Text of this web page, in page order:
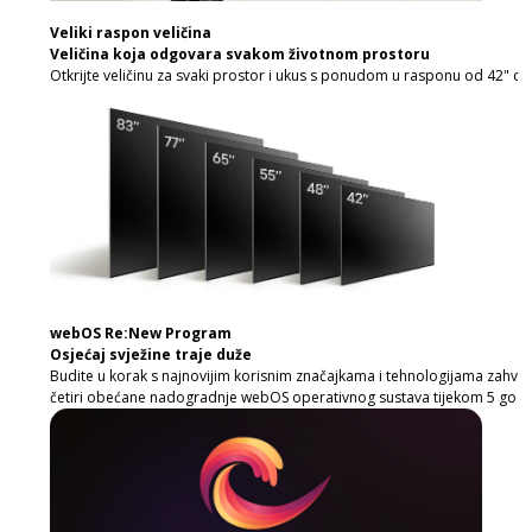
Veliki raspon veličina
Veličina koja odgovara svakom životnom prostoru
Otkrijte veličinu za svaki prostor i ukus s ponudom u rasponu od 42"
webOS Re:New Program
Osjećaj svježine traje duže
Budite u korak s najnovijim korisnim značajkama i tehnologijama
četiri obećane nadogradnje webOS operativnog sustava tijekom 5